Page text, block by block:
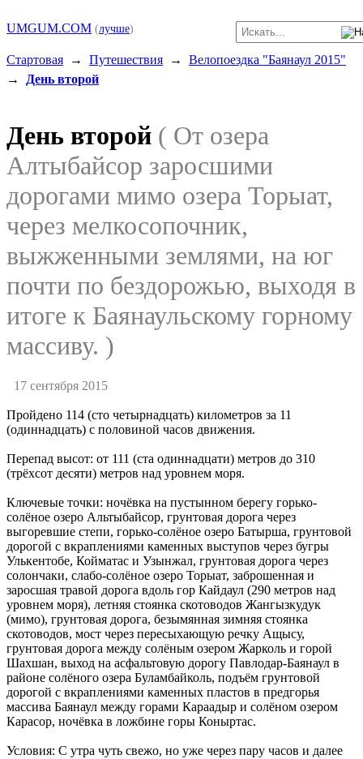
UMGUM.COM (лучше)
Стартовая → Путешествия → Велопоездка "Баянаул 2015"
→
День второй
День второй ( От озера
Алтыбайсор заросшими
дорогами мимо озера Торыат,
через мелкосопочник,
выжженными землями, на юг
почти по бездорожью, выходя в
итоге к Баянаульскому горному
массиву. )
17 сентября 2015
Пройдено 114 (сто четырнадцать) километров за 11
(одиннадцать) с половиной часов движения.
Перепад высот: от 111 (ста одиннадцати) метров до 310
(трёхсот десяти) метров над уровнем моря.
Ключевые точки: ночёвка на пустынном берегу горько-
солёное озеро Альтыбайсор, грунтовая дорога через
выгоревшие степи, горько-солёное озеро Батырша, грунтовой
дорогой с вкраплениями каменных выступов через бугры
Улькентобе, Койматас и Узынжал, грунтовая дорога через
солончаки, слабо-солёное озеро Торыат, заброшенная и
заросшая травой дорога вдоль гор Кайдаул (290 метров над
уровнем моря), летняя стоянка скотоводов Жангызкудук
(мимо), грунтовая дорога, безымянная зимняя стоянка
скотоводов, мост через пересыхающую речку Ащысу,
грунтовая дорога между солёным озером Жарколь и горой
Шахшан, выход на асфальтовую дорогу Павлодар-Баянаул в
районе солёного озера Буламбайколь, подъём грунтовой
дорогой с вкраплениями каменных пластов в предгорья
массива Баянаул между горами Караадыр и солёном озером
Карасор, ночёвка в ложбине горы Коныртас.
Условия: С утра чуть свежо, но уже через пару часов и далее